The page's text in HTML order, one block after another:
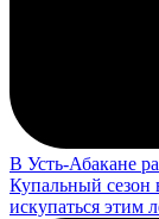
В Усть-Абакане
Купальный сезон
искупаться этим